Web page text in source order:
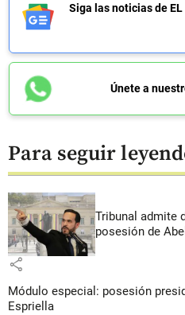
Siga las noticias de EL
Únete a
Para seguir
Tribunal admite
posesión de
share
Módulo especial: posesión
Espriella